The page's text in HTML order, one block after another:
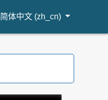
简体中文 ‎(zh_cn)‎